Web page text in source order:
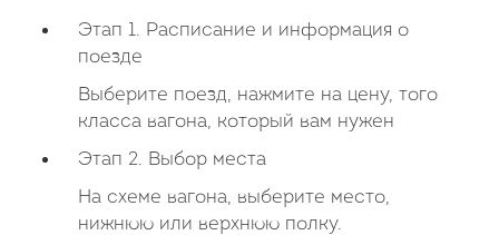
Этап 1. Расписание и информация о
поезде
Выберите поезд, нажмите на цену, того
класса вагона, который вам нужен
Этап 2. Выбор места
На схеме вагона, выберите место,
нижнюю или верхнюю полку.